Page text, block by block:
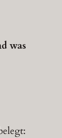
was